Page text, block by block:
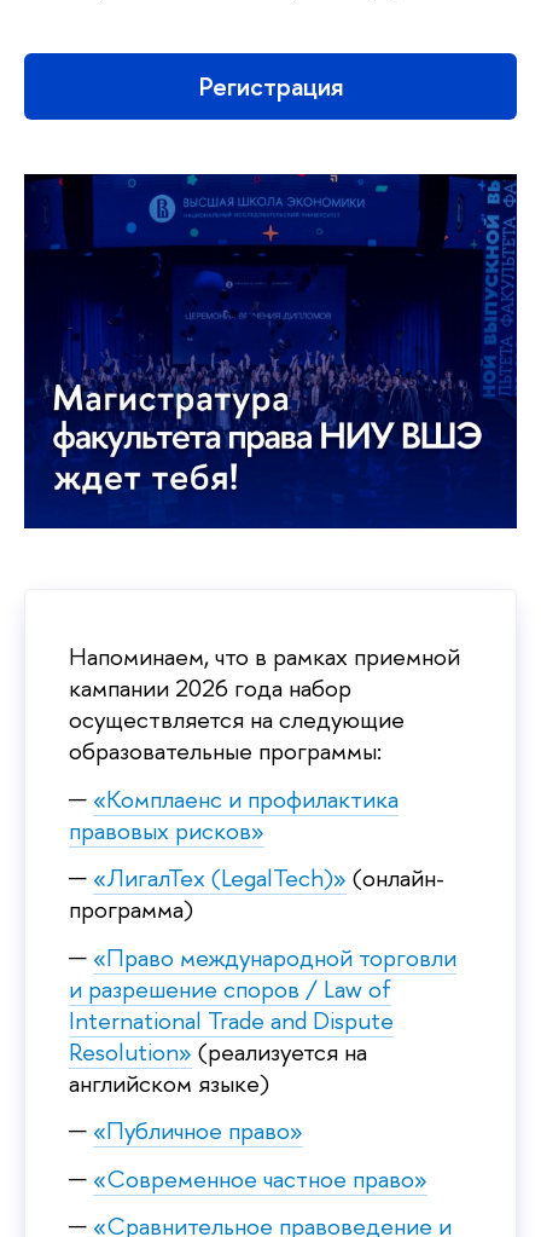
Регистрация
Напоминаем, что в рамках приемной
кампании 2026 года набор
осуществляется на следующие
образовательные программы:
«Комплаенс и профилактика
правовых рисков»
«ЛигалТех (LegalTech)» (онлайн-
программа)
«Право международной торговли
и разрешение споров / Law of
International Trade and Dispute
Resolution» (реализуется на
английском языке)
«Публичное право»
«Современное частное право»
«Сравнительное правоведение и